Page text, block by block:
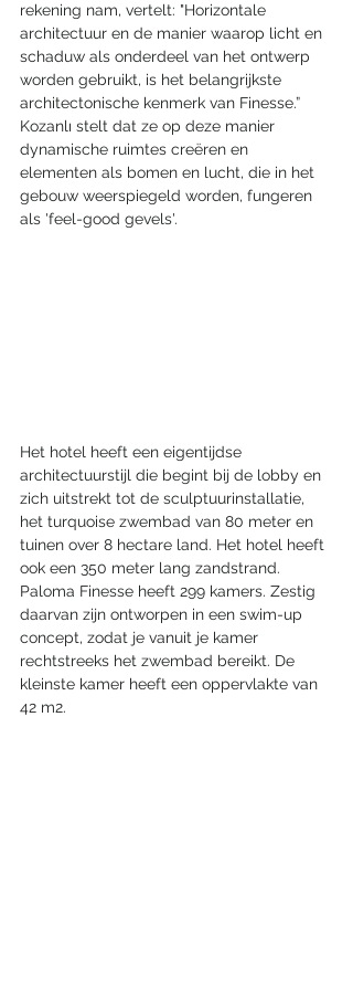
rekening nam, vertelt: "Horizontale
architectuur en de manier waarop licht en
schaduw als onderdeel van het ontwerp
worden gebruikt, is het belangrijkste
architectonische kenmerk van Finesse.”
Kozanlı stelt dat ze op deze manier
dynamische ruimtes creëren en
elementen als bomen en lucht, die in het
gebouw weerspiegeld worden, fungeren
als 'feel-good gevels'.
Het hotel heeft een eigentijdse
architectuurstijl die begint bij de lobby en
zich uitstrekt tot de sculptuurinstallatie,
het turquoise zwembad van 80 meter en
tuinen over 8 hectare land. Het hotel heeft
ook een 350 meter lang zandstrand.
Paloma Finesse heeft 299 kamers. Zestig
daarvan zijn ontworpen in een swim-up
concept, zodat je vanuit je kamer
rechtstreeks het zwembad bereikt. De
kleinste kamer heeft een oppervlakte van
42 m2.